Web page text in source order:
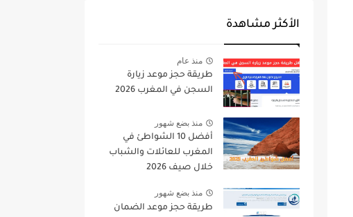
الأكثر مشاهدة
منذ عام
طريقة حجز موعد زيارة
السجن في المغرب 2026
منذ بضع شهور
أفضل 10 الشواطئ في
المغرب للعائلات والشباب
خلال صيف 2026
منذ بضع شهور
طريقة حجز موعد الضمان